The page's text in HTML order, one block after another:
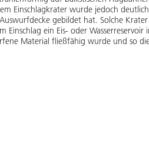
Einschlagkrater wurde jedoch
gebildet hat. Solche
ein Eis- oder
Material fließfähig wurde und so